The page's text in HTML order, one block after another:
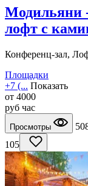
Модильяни
лофт с
Конференц-зал,
Площадки
+7 (... Показать
от 4000
руб час
Просмотры
105